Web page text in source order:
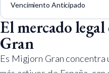
Vencimiento Anticipado
El mercado
Gran
Es Migjorn Gran concentra